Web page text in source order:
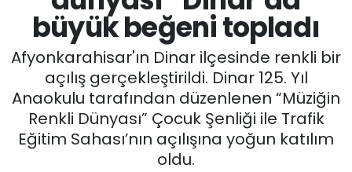
büyük beğeni topladı
Afyonkarahisar'ın Dinar ilçesinde renkli bir
açılış gerçekleştirildi. Dinar 125. Yıl
Anaokulu tarafından düzenlenen “Müziğin
Renkli Dünyası” Çocuk Şenliği ile Trafik
Eğitim Sahası’nın açılışına yoğun katılım
oldu.
GÜNCEL
SİYASET
EĞİTİM
MAGAZİN
Süper Lig Puan Durumu ve Fikstür
Tüm Manşetler
Son Dakika Haberleri
Haber Arşivi